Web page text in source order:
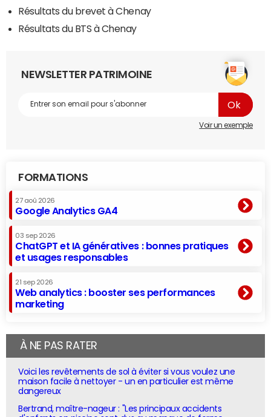
Résultats du brevet à Chenay
Résultats du BTS à Chenay
NEWSLETTER PATRIMOINE
Voir un exemple
FORMATIONS
27 aoû 2026
Google Analytics GA4
03 sep 2026
ChatGPT et IA génératives : bonnes pratiques
et usages responsables
21 sep 2026
Web analytics : booster ses performances
marketing
À NE PAS RATER
Voici les revêtements de sol à éviter si vous voulez une
maison facile à nettoyer - un en particulier est même
dangereux
Bertrand, maître-nageur : "Les principaux accidents